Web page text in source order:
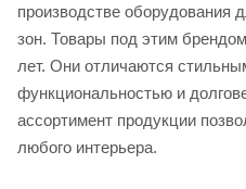
производстве оборудования
зон. Товары под этим
лет. Они отличаются
функциональностью и
ассортимент продукции
любого интерьера.